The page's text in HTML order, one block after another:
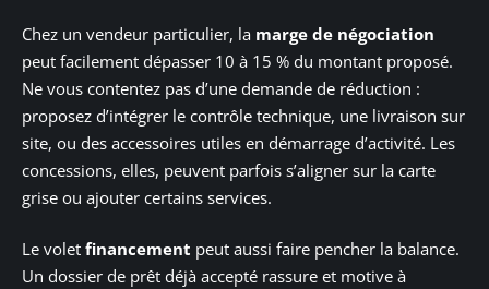
Chez un vendeur particulier, la marge de négociation
peut facilement dépasser 10 à 15 % du montant proposé.
Ne vous contentez pas d’une demande de réduction :
proposez d’intégrer le contrôle technique, une livraison sur
site, ou des accessoires utiles en démarrage d’activité. Les
concessions, elles, peuvent parfois s’aligner sur la carte
grise ou ajouter certains services.
Le volet financement peut aussi faire pencher la balance.
Un dossier de prêt déjà accepté rassure et motive à